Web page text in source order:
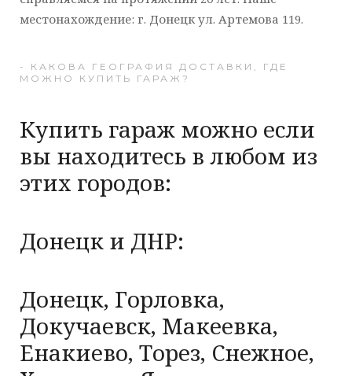
местонахождение: г. Донецк ул. Артемова 119.
- КАКОВА ГЕОГРАФИЯ ДОСТАВКИ, ГДЕ
МОЖНО КУПИТЬ ГАРАЖ?
Купить гараж можно если
вы находитесь в любом из
этих городов:
Донецк и ДНР:
Донецк, Горловка,
Докучаевск, Макеевка,
Енакиево, Торез, Снежное,